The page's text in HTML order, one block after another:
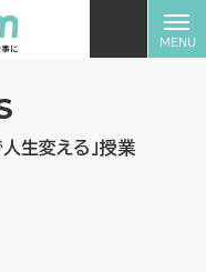
人生変える」授業